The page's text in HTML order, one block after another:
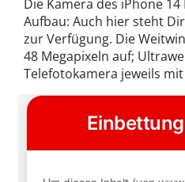
Die Kamera des iPhone
Aufbau: Auch hier steht
zur Verfügung. Die
48 Megapixeln auf;
Telefotokamera jeweils